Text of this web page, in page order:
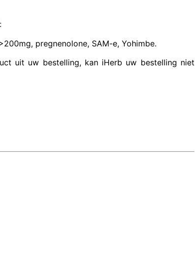
pregnenolone, SAM-e, Yohimbe.
uit uw bestelling, kan iHerb uw bestelling niet